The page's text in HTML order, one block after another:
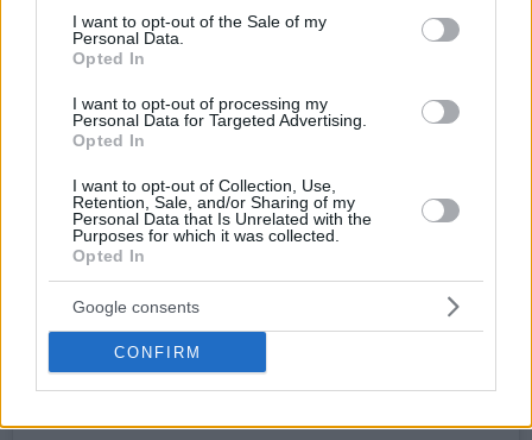
consent section.
I want to opt-out of the Sale of my
Personal Data.
Opted In
I want to opt-out of processing my
Personal Data for Targeted Advertising.
Opted In
I want to opt-out of Collection, Use,
Retention, Sale, and/or Sharing of my
Personal Data that Is Unrelated with the
Purposes for which it was collected.
Opted In
Google consents
CONFIRM